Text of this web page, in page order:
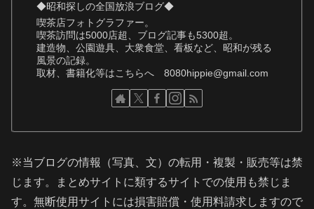
◆昭和探しの全国放浪ブログ◆
喫茶店フォトグラファー。
喫茶訪問は5000店超、ブログ記事も5300超。
建造物、公園遊具、大衆食堂、看板など、昭和が残る
風景の記録。
取材、書籍化等はこちらへ 8080hippie@gmail.com
※当ブログの情報（写真、文）の転用・複製・販売等は禁
じます。まとめサイトに類するサイトでの使用も禁じま
す。無断使用サイトには損害賠償・使用料請求しますので